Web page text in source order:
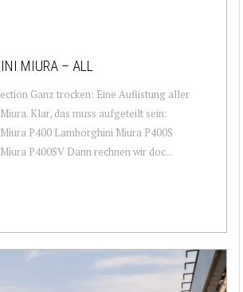
MIURA – ALL
Ganz trocken: Eine Auflistung aller
Klar, das muss aufgeteilt sein:
P400 Lamborghini Miura P400S
P400SV Dann rechnen wir doc...